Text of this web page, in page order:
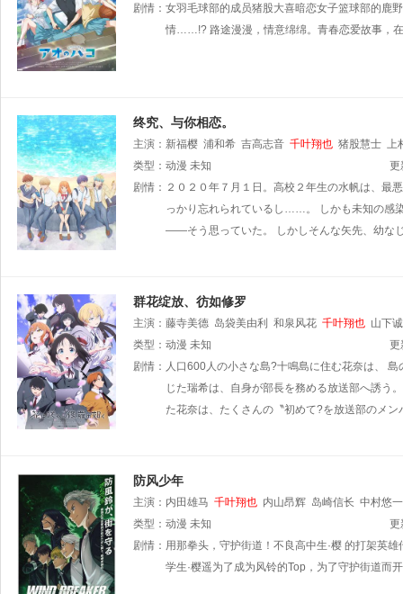
剧情： 女羽毛球部的成员猪股大喜暗恋女子篮球部的鹿
情……!? 路途漫漫，情意绵绵。青春恋爱故事，
终究、与你相恋。
主演： 新福樱 浦和希 吉高志音 千叶翔也 猪股慧士 上
类型： 动漫 未知
更
剧情： ２０２０年７月１日。高校２年生の水帆は、最
っかり忘れられているし……。 しかも未知の感
――そう思っていた。 しかしそんな矢先、幼な
群花绽放、彷如修罗
主演： 藤寺美德 岛袋美由利 和泉风花 千叶翔也 山下
类型： 动漫 未知
更
剧情： 人口600人の小さな島?十鳴島に住む花奈は、
じた瑞希は、自身が部長を務める放送部へ誘う
た花奈は、たくさんの〝初めて?を放送部のメ
防风少年
主演： 内田雄马 千叶翔也 内山昂辉 岛崎信长 中村悠一
类型： 动漫 未知
更
剧情： 用那拳头，守护街道！不良高中生·樱 的打架英
学生·樱遥为了成为风铃的Top，为了守护街道